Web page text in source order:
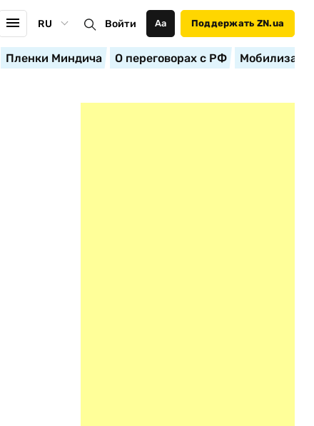
RU Войти Аа Поддержать ZN.ua
Пленки Миндича О переговорах с РФ